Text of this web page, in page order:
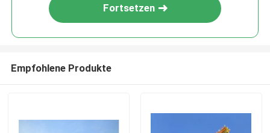
Fortsetzen
Empfohlene Produkte